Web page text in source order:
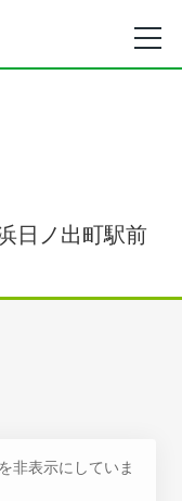
日ノ出町駅前
非表示にしていま